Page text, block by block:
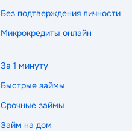
Без подтверждения личности
Микрокредиты онлайн
За 1 минуту
Быстрые займы
Срочные займы
Займ на дом